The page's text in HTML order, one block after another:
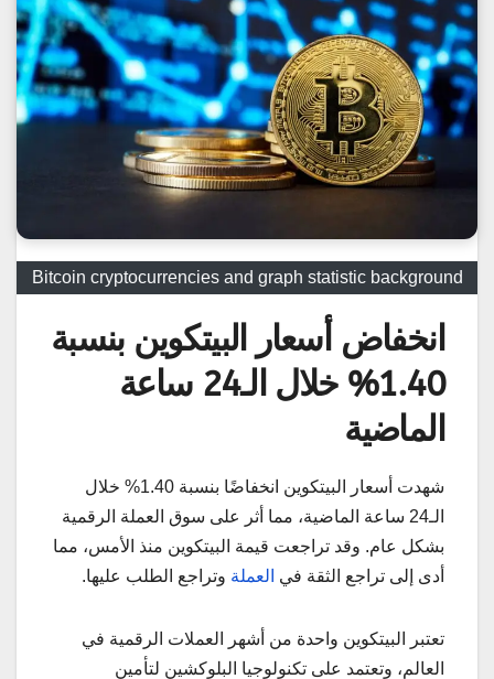
Bitcoin cryptocurrencies and graph statistic background
انخفاض أسعار البيتكوين بنسبة
1.40% خلال الـ24 ساعة
الماضية
شهدت أسعار البيتكوين انخفاضًا بنسبة 1.40% خلال
الـ24 ساعة الماضية، مما أثر على سوق العملة الرقمية
بشكل عام. وقد تراجعت قيمة البيتكوين منذ الأمس، مما
أدى إلى تراجع الثقة في العملة وتراجع الطلب عليها.
تعتبر البيتكوين واحدة من أشهر العملات الرقمية في
العالم، وتعتمد على تكنولوجيا البلوكشين لتأمين